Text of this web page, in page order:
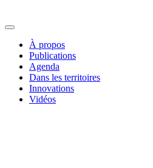
À propos
Publications
Agenda
Dans les territoires
Innovations
Vidéos